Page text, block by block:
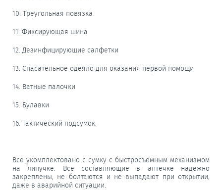
10. Треугольная повязка
11. Фиксирующая шина
12. Дезинфицирующие салфетки
13. Спасательное одеяло для оказания первой помощи
14. Ватные палочки
15. Булавки
16. Тактический подсумок.
Все укомплектовано с сумку с быстросъёмным механизмом
на липучке. Все составляющие в аптечке надежно
закреплены, не болтаются и не выпадают при открытии,
даже в аварийной ситуации.